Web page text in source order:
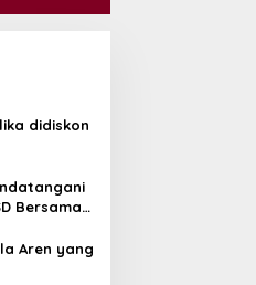
didiskon
Bersama
Aren yang